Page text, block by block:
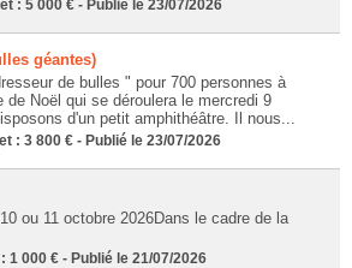
: 5 000 € - Publié le 23/07/2026
géantes)
de bulles " pour 700 personnes à
de Noël qui se déroulera le mercredi 9
d'un petit amphithéâtre. Il nous...
: 3 800 € - Publié le 23/07/2026
ou 11 octobre 2026Dans le cadre de la
1 000 € - Publié le 21/07/2026